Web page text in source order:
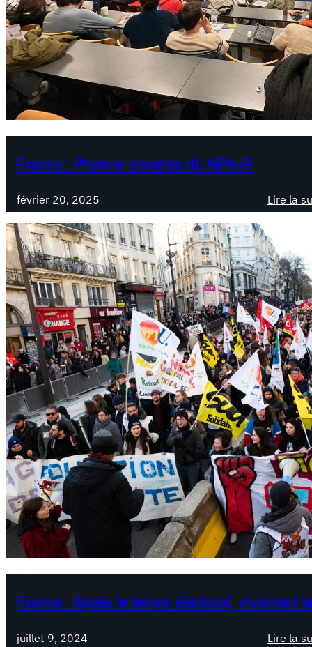
France : Premier congrès du NPA-R
février 20, 2025
Lire la
France : Après le temps électoral, vivement
juillet 9, 2024 Lire la